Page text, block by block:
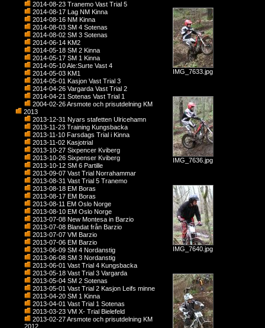
2014-08-23 Tranemo Vast Trial 5
2014-08-17 Lag NM Kinna
2014-08-16 NM Kinna
2014-08-03 SM 4 Sotenas
2014-08-02 SM 3 Sotenas
2014-06-14 KM2
2014-05-18 SM 2 Kinna
2014-05-17 SM 1 Kinna
2014-05-10 Ale:Surte Vast 4
2014-05-03 KM1
2014-05-01 Kasjon Vast Trial 3
2014-04-26 Vargarda Vast Trial 2
2014-04-21 Sotenas Vast Trial 1
2004-02-26 Arsmote och prisutdelning KM
2013
2013-12-31 Nyars stafetten Ulricehamn
2013-11-23 Training Kungsbacka
2013-11-10 Farsdags Trial i Kinna
2013-11-02 Kasjotrial
2013-10-27 Sixpencer Kviberg
2013-10-26 Sixpenser Kviberg
2013-10-12 SM 6 Partille
2013-09-07 Vast Trial Norrahammar
2013-08-31 Vast Trial 5 Tranemo
2013-08-18 EM Boras
2013-08-17 EM Boras
2013-08-11 EM Oslo Norge
2013-08-10 EM Oslo Norge
2013-07-08 New Montesa in Barzio
2013-07-08 Blandat från Barzio
2013-07-07 VM Barzio
2013-07-06 EM Barzio
2013-06-09 SM 4 Nordanstig
2013-06-08 SM 3 Nordanstig
2013-06-01 Vast Trial 4 Kungsbacka
2013-05-18 Vast Trial 3 Vargarda
2013-05-04 SM 2 Sotenas
2013-05-01 Vast Trial 2 Kasjon Leifs minne
2013-04-20 SM 1 Kinna
2013-04-01 Vast Trial 1 Sotenas
2013-03-23 VM X- Trial Bielefeld
2013-02-27 Arsmote och prisutdelning KM
2012
IMG_7633.jpg
IMG_7636.jpg
IMG_7640.jpg